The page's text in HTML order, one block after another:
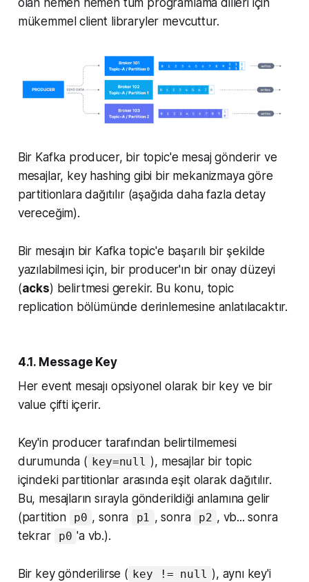
mükemmel client libraryler mevcuttur.
Bir Kafka producer, bir topic'e mesaj gönderir ve
mesajlar, key hashing gibi bir mekanizmaya göre
partitionlara dağıtılır (aşağıda daha fazla detay
vereceğim).
Bir mesajın bir Kafka topic'e başarılı bir şekilde
yazılabilmesi için, bir producer'ın bir onay düzeyi
(acks) belirtmesi gerekir. Bu konu, topic
replicationbölümünde derinlemesine anlatılacaktır.
4.1. Message Key
Her event mesajı opsiyonel olarak bir key ve bir
value çifti içerir.
Key'in producer tarafından belirtilmemesi
durumunda ( key=null ), mesajlar bir topic
içindeki partitionlar arasında eşit olarak dağıtılır.
Bu, mesajların sırayla gönderildiği anlamına gelir
(partition
p0 , sonra p1 , sonra p2 , vb... sonra
tekrar
p0 'a vb.).
Bir key gönderilirse ( key != null ), aynı key'i